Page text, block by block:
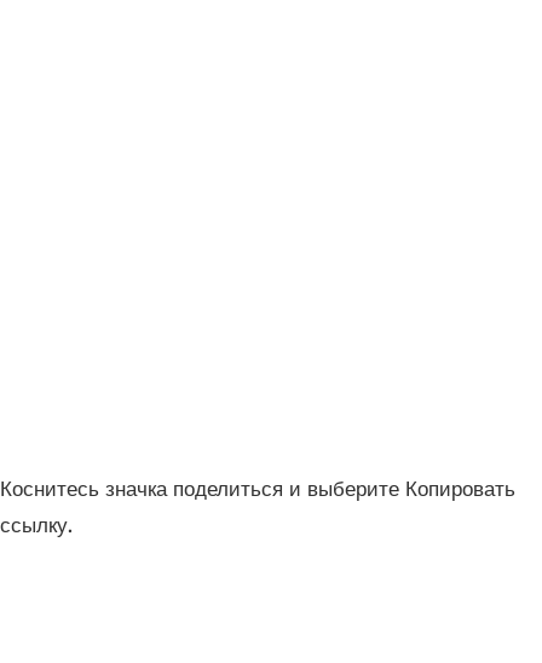
Коснитесь значка поделиться и выберите Копировать
ссылку.